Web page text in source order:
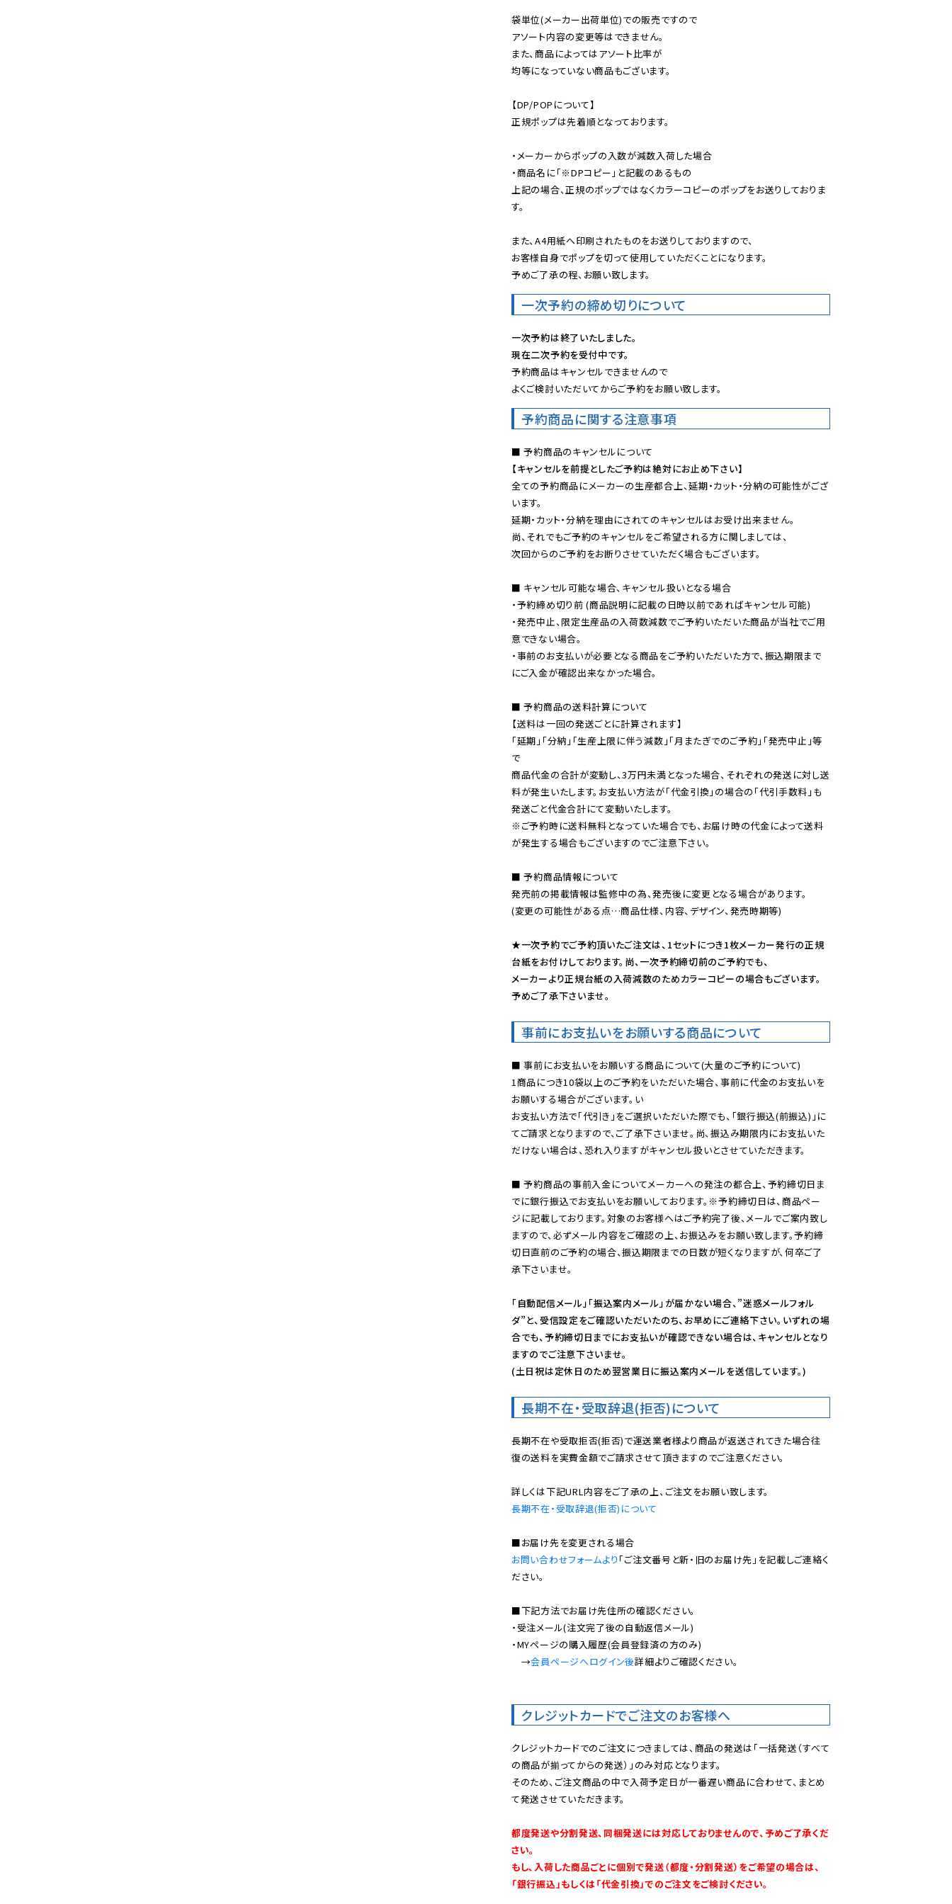
袋単位(メーカー出荷単位)での販売ですので
アソート内容の変更等はできません。
また、商品によってはアソート比率が
均等になっていない商品もございます。
【DP/POPについて】
正規ポップは先着順となっております。
・メーカーからポップの入数が減数入荷した場合
・商品名に「※DPコピー」と記載のあるもの
上記の場合、正規のポップではなくカラーコピーのポップをお送りしておりま
す。
また、A4用紙へ印刷されたものをお送りしておりますので、
お客様自身でポップを切って使用していただくことになります。
予めご了承の程、お願い致します。
一次予約の締め切りについて
一次予約は終了いたしました。
現在二次予約を受付中です。
予約商品はキャンセルできませんので
よくご検討いただいてからご予約をお願い致します。
予約商品に関する注意事項
【キャンセルを前提としたご予約は絶対にお止め下さい】
全ての予約商品にメーカーの生産都合上、延期・カット・分納の可能性がござ
います。
延期・カット・分納を理由にされてのキャンセルはお受け出来ません。
尚、それでもご予約のキャンセルをご希望される方に関しましては、
次回からのご予約をお断りさせていただく場合もございます。
■ キャンセル可能な場合、キャンセル扱いとなる場合
・予約締め切り前 (商品説明に記載の日時以前であればキャンセル可能)
・発売中止、限定生産品の入荷数減数でご予約いただいた商品が当社でご用
意できない場合。
・事前のお支払いが必要となる商品をご予約いただいた方で、振込期限まで
にご入金が確認出来なかった場合。
■ 予約商品の送料計算について
【送料は一回の発送ごとに計算されます】
「延期」「分納」「生産上限に伴う減数」「月またぎでのご予約」「発売中止」等
で
商品代金の合計が変動し、3万円未満となった場合、それぞれの発送に対し送
料が発生いたします。お支払い方法が「代金引換」の場合の「代引手数料」も
※ご予約時に送料無料となっていた場合でも、お届け時の代金によって送料
が発生する場合もございますのでご注意下さい。
■ 予約商品情報について
発売前の掲載情報は監修中の為、発売後に変更となる場合があります。
(変更の可能性がある点…商品仕様、内容、デザイン、発売時期等)
★一次予約でご予約頂いたご注文は、1セットにつき1枚メーカー発行の正規
台紙をお付けしております。尚、一次予約締切前のご予約でも、
メーカーより正規台紙の入荷減数のためカラーコピーの場合もございます。
予めご了承下さいませ。
事前にお支払いをお願いする商品について
■ 事前にお支払いをお願いする商品について(大量のご予約について)
1商品につき10袋以上のご予約をいただいた場合、事前に代金のお支払いを
お願いする場合がございます。い
お支払い方法で「代引き」をご選択いただいた際でも、「銀行振込(前振込)」に
てご請求となりますので、ご了承下さいませ。尚、振込み期限内にお支払いた
だけない場合は、恐れ入りますがキャンセル扱いとさせていただきます。
■ 予約商品の事前入金についてメーカーへの発注の都合上、予約締切日ま
でに銀行振込でお支払いをお願いしております。※予約締切日は、商品ペー
ジに記載しております。対象のお客様へはご予約完了後、メールでご案内致し
ますので、必ずメール内容をご確認の上、お振込みをお願い致します。予約締
切日直前のご予約の場合、振込期限までの日数が短くなりますが、何卒ご了
承下さいませ。
「自動配信メール」「振込案内メール」が届かない場合、”迷惑メールフォル
ダ”と、受信設定をご確認いただいたのち、お早めにご連絡下さい。いずれの場
合でも、予約締切日までにお支払いが確認できない場合は、キャンセルとなり
ますのでご注意下さいませ。
(土日祝は定休日のため翌営業日に振込案内メールを送信しています。)
長期不在・受取辞退(拒否)について
長期不在や受取拒否(拒否)で運送業者様より商品が返送されてきた場合往
復の送料を実費金額でご請求させて頂きますのでご注意ください。
長期不在・受取辞退(拒否)について
お問い合わせフォームより 「ご注文番号と新・旧のお届け先」を記載しご連絡く
ださい。
■下記方法でお届け先住所の確認ください。
・受注メール(注文完了後の自動返信メール)
・MYページの購入履歴(会員登録済の方のみ)
→会員ページへログイン後詳細よりご確認ください。
クレジットカードでご注文のお客様へ
クレジットカードでのご注文につきましては、商品の発送は「一括発送（すべて
の商品が揃ってからの発送）」のみ対応となります。
そのため、ご注文商品の中で入荷予定日が一番遅い商品に合わせて、まとめ
て発送させていただきます。
都度発送や分割発送、同梱発送には対応しておりませんので、予めご了承くだ
さい。
もし、入荷した商品ごとに個別で発送（都度・分割発送）をご希望の場合は、
「銀行振込」もしくは「代金引換」でのご注文をご検討ください。